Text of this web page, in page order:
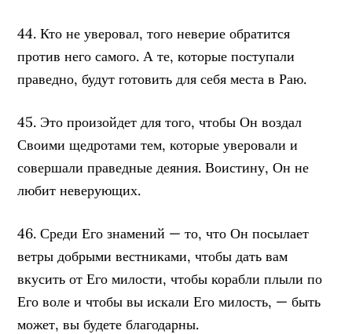
44. Кто не уверовал, того неверие обратится
против него самого. А те, которые поступали
праведно, будут готовить для себя места в Раю.
45. Это произойдет для того, чтобы Он воздал
Своими щедротами тем, которые уверовали и
совершали праведные деяния. Воистину, Он не
любит неверующих.
46. Среди Его знамений — то, что Он посылает
ветры добрыми вестниками, чтобы дать вам
вкусить от Его милости, чтобы корабли плыли по
Его воле и чтобы вы искали Его милость, — быть
может, вы будете благодарны.